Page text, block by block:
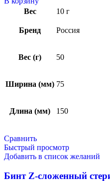
Вес
10 г
Бренд Россия
Вес (г) 50
Ширина (мм) 75
Длина (мм) 150
Сравнить
Быстрый просмотр
Добавить в список желаний
Бинт Z-сложенный